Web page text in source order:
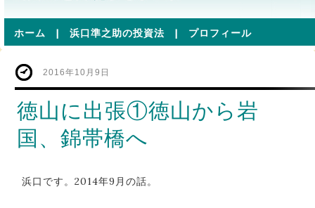
ホーム | 浜口準之助の投資法 | プロフィール
2016年10月9日
徳山に出張①徳山から岩
国、錦帯橋へ
浜口です。2014年9月の話。